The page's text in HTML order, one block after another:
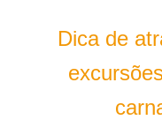
Dica de